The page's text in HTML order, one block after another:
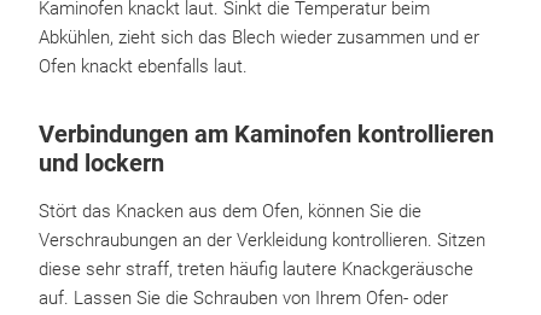
Kaminofen knackt laut. Sinkt die Temperatur beim
Abkühlen, zieht sich das Blech wieder zusammen und er
Ofen knackt ebenfalls laut.
Verbindungen am Kaminofen kontrollieren
und lockern
Stört das Knacken aus dem Ofen, können Sie die
Verschraubungen an der Verkleidung kontrollieren. Sitzen
diese sehr straff, treten häufig lautere Knackgeräusche
auf. Lassen Sie die Schrauben von Ihrem Ofen- oder